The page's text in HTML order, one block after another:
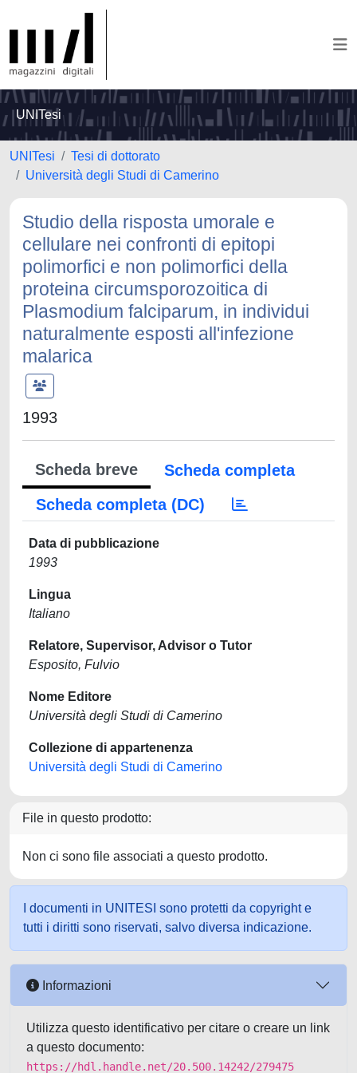
UNITesi
UNITesi
Tesi di dottorato
Università degli Studi di Camerino
Studio della risposta umorale e
cellulare nei confronti di epitopi
polimorfici e non polimorfici della
proteina circumsporozoitica di
Plasmodium falciparum, in individui
naturalmente esposti all'infezione
malarica
1993
Scheda breve
Scheda completa
Scheda completa (DC)
Data di pubblicazione
1993
Lingua
Italiano
Relatore, Supervisor, Advisor o Tutor
Esposito, Fulvio
Nome Editore
Università degli Studi di Camerino
Collezione di appartenenza
Università degli Studi di Camerino
File in questo prodotto:
Non ci sono file associati a questo prodotto.
I documenti in UNITESI sono protetti da copyright e
tutti i diritti sono riservati, salvo diversa indicazione.
Informazioni
Utilizza questo identificativo per citare o creare un link
a questo documento:
https://hdl.handle.net/20.500.14242/279475